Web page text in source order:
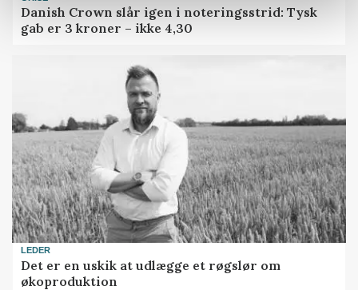
Danish Crown slår igen i noteringsstrid: Tysk
gab er 3 kroner – ikke 4,30
LEDER
Det er en uskik at udlægge et røgslør om
økoproduktion